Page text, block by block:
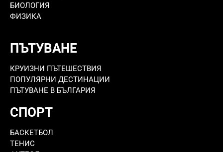
БИОЛОГИЯ
ФИЗИКА
ПЪТУВАНЕ
КРУИЗНИ ПЪТЕШЕСТВИЯ
ПОПУЛЯРНИ ДЕСТИНАЦИИ
ПЪТУВАНЕ В БЪЛГАРИЯ
СПОРТ
БАСКЕТБОЛ
ТЕНИС